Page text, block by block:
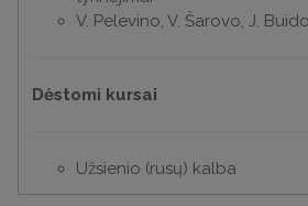
V. Pelevino, V. Šarovo, J.
Dėstomi kursai
Užsienio (rusų) kalba